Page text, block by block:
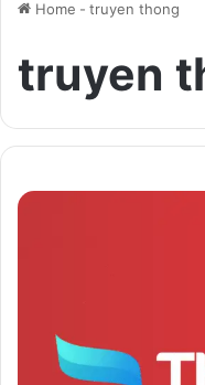
Home - truyen thong
truyen